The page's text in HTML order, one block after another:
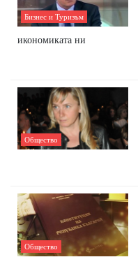
Бизнес и Туризъм
икономиката ни
Общество
Общество